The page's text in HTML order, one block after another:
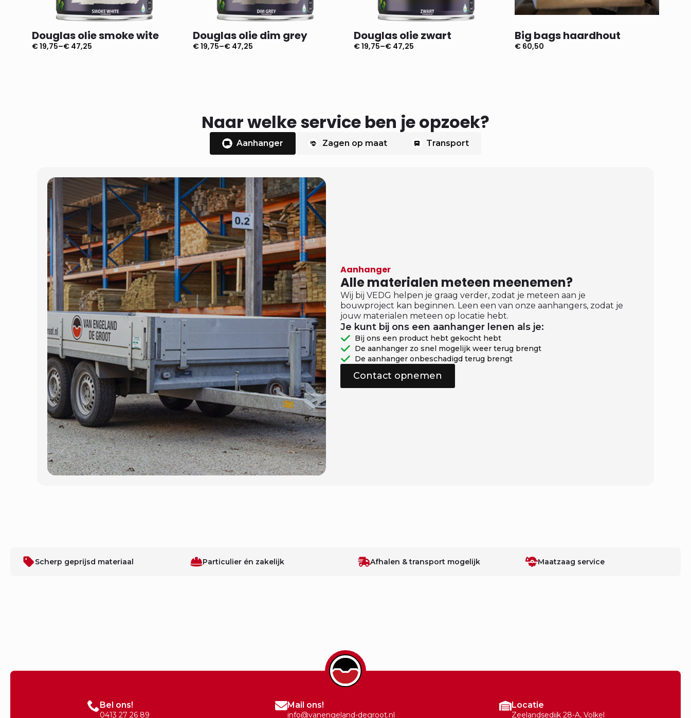
Douglas olie smoke wite
€19,75–€ 47,25
Prijsklasse:
Douglas olie dim grey
€19,75–€ 47,25
Prijsklasse:
Douglas olie zwart
€19,75–€ 47,25
Prijsklasse:
Big bags haardhout
€ 60,50
Naar welke service ben je opzoek?
Aanhanger Zagen op maat Transport
Aanhanger
Alle materialen meteen meenemen?
Wij bij VEDG helpen je graag verder, zodat je meteen aan je
bouwproject kan beginnen. Leen een van onze aanhangers, zodat je
jouw materialen meteen op locatie hebt.
Je kunt bij ons een aanhanger lenen als je:
Bij ons een product hebt gekocht hebt
De aanhanger zo snel mogelijk weer terug brengt
De aanhanger onbeschadigd terug brengt
Contact opnemen
Scherp geprijsd materiaal Particulier én zakelijk Afhalen & transport mogelijk Maatzaag service
Bel ons!
0413 27 26 89
Mail ons!
info@vanengeland-degroot.nl
Locatie
Zeelandsedijk 28-A, Volkel